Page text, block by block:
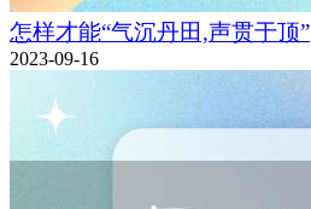
怎样才能“气沉丹田,声贯于顶”
2023-09-16